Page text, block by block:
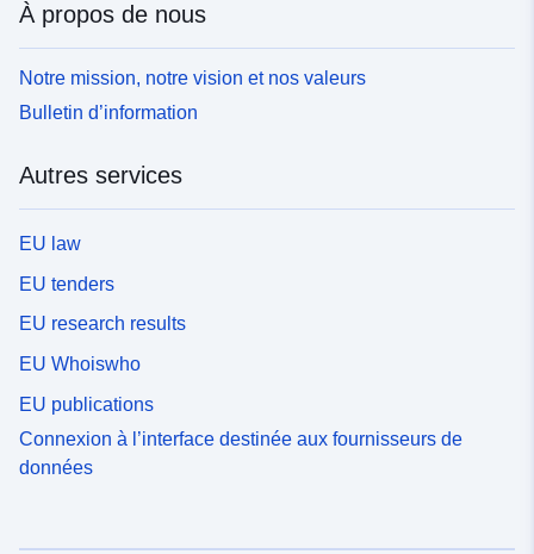
À propos de nous
Notre mission, notre vision et nos valeurs
Bulletin d’information
Autres services
EU law
EU tenders
EU research results
EU Whoiswho
EU publications
Connexion à l’interface destinée aux fournisseurs de
données